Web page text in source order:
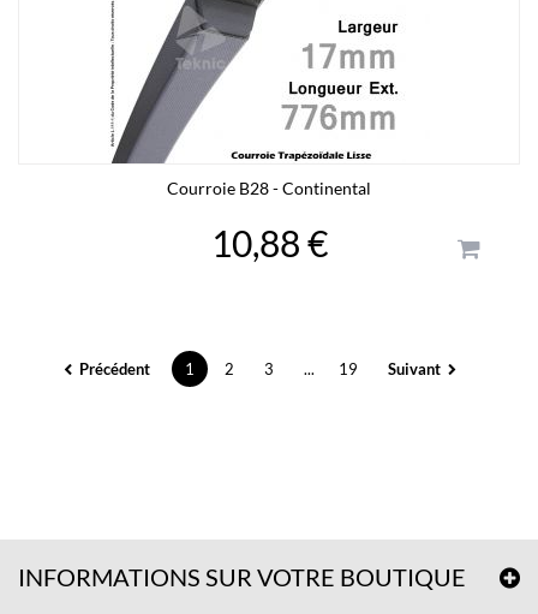
Courroie B28 - Continental
10,88 €
Précédent 1 2 3 ... 19 Suivant
INFORMATIONS SUR VOTRE BOUTIQUE